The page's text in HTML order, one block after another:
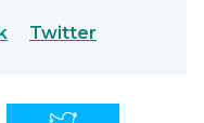
Twitter